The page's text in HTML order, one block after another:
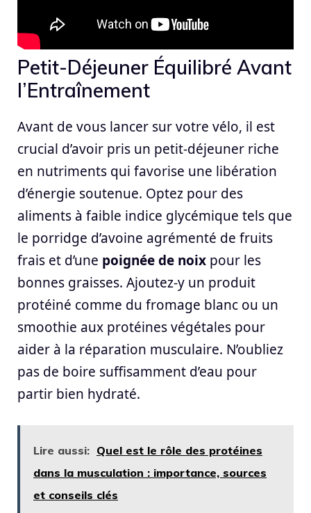
Petit-Déjeuner Équilibré Avant
l’Entraînement
Avant de vous lancer sur votre vélo, il est
crucial d’avoir pris un petit-déjeuner riche
en nutriments qui favorise une libération
d’énergie soutenue. Optez pour des
aliments à faible indice glycémique tels que
le porridge d’avoine agrémenté de fruits
frais et d’une poignée de noix pour les
bonnes graisses. Ajoutez-y un produit
protéiné comme du fromage blanc ou un
smoothie aux protéines végétales pour
aider à la réparation musculaire. N’oubliez
pas de boire suffisamment d’eau pour
partir bien hydraté.
Lire aussi: Quel est le rôle des protéines
dans la musculation : importance, sources
et conseils clés